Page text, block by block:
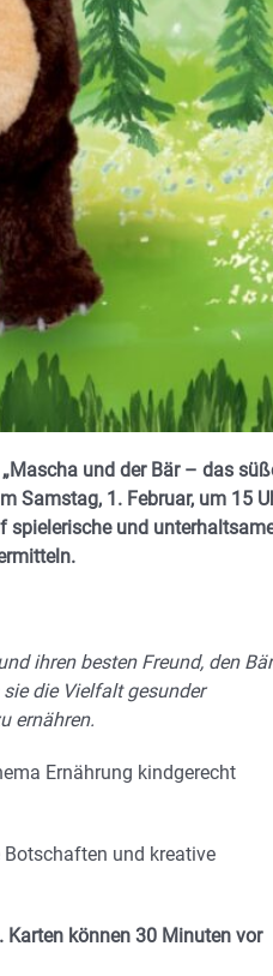
und der Bär – das
Samstag, 1. Februar, um 15
spielerische und
ihren besten Freund, den
die Vielfalt gesunder
ernähren.
Ernährung kindgerecht
und kreative
Karten können 30 Minuten vor